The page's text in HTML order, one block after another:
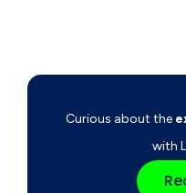
Curious about the
with